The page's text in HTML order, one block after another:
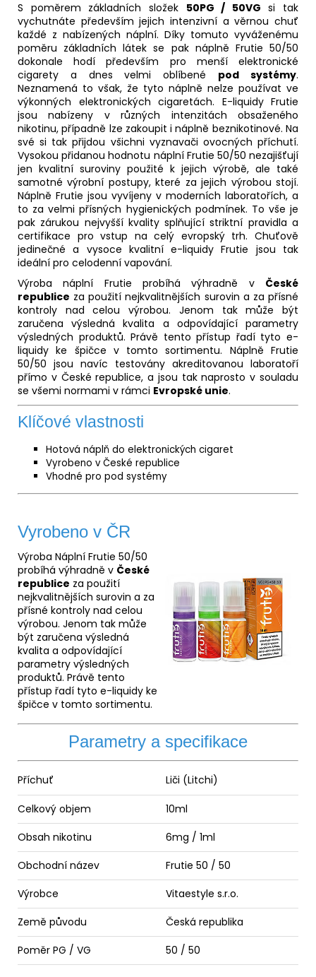
S poměrem základních složek 50PG / 50VG si tak
vychutnáte především jejich intenzivní a věrnou chuť
každé z nabízených náplní. Díky tomuto vyváženému
poměru základních látek se pak náplně Frutie 50/50
dokonale hodí především pro menší elektronické
cigarety a dnes velmi oblíbené pod systémy.
Neznamená to však, že tyto náplně nelze používat ve
výkonných elektronických cigaretách. E-liquidy Frutie
jsou nabízeny v různých intenzitách obsaženého
nikotinu, případně lze zakoupit i náplně beznikotinové. Na
své si tak přijdou všichni vyznavači ovocných příchutí.
Vysokou přidanou hodnotu náplní Frutie 50/50 nezajišťují
jen kvalitní suroviny použité k jejich výrobě, ale také
samotné výrobní postupy, které za jejich výrobou stojí.
Náplně Frutie jsou vyvíjeny v moderních laboratořích, a
to za velmi přísných hygienických podmínek. To vše je
pak zárukou nejvyšší kvality splňující striktní pravidla a
certifikace pro vstup na celý evropský trh. Chuťově
jedinečné a vysoce kvalitní e-liquidy Frutie jsou tak
ideální pro celodenní vapování.
Výroba náplní Frutie probíhá výhradně v České
republice za použití nejkvalitnějších surovin a za přísné
kontroly nad celou výrobou. Jenom tak může být
zaručena výsledná kvalita a odpovídající parametry
výsledných produktů. Právě tento přístup řadí tyto e-
liquidy ke špičce v tomto sortimentu. Náplně Frutie
50/50 jsou navíc testovány akreditovanou laboratoří
přímo v České republice, a jsou tak naprosto v souladu
se všemi normami v rámci Evropské unie.
Klíčové vlastnosti
Hotová náplň do elektronických cigaret
Vyrobeno v České republice
Vhodné pro pod systémy
Vyrobeno v ČR
Výroba Náplní Frutie 50/50
probíhá výhradně v České
republice za použití
nejkvalitnějších surovin a za
přísné kontroly nad celou
výrobou. Jenom tak může
být zaručena výsledná
kvalita a odpovídající
parametry výsledných
produktů. Právě tento
přístup řadí tyto e-liquidy ke
špičce v tomto sortimentu.
Parametry a specifikace
Příchuť Liči (Litchi)
Celkový objem
10ml
Obsah nikotinu
6mg / 1ml
Obchodní název
Frutie 50 / 50
Výrobce
Vitaestyle s.r.o.
Země původu
Česká republika
Poměr PG / VG 50 / 50